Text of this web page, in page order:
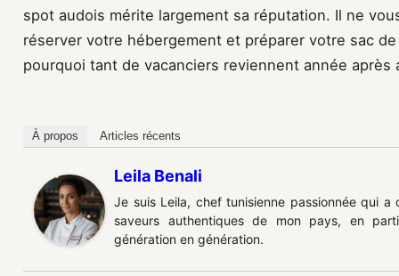
spot audois mérite largement sa réputation. Il ne
réserver votre hébergement et préparer votre sac
pourquoi tant de vacanciers reviennent année après
À propos Articles récents
Leila Benali
Je suis Leila, chef tunisienne passionnée qui
saveurs authentiques de mon pays, en
génération en génération.